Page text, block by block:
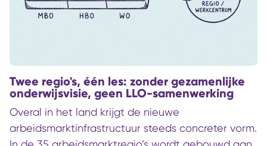
Twee regio's, één les: zonder gezamenlijke
onderwijsvisie, geen LLO-samenwerking
Overal in het land krijgt de nieuwe
arbeidsmarktinfrastructuur steeds concreter vorm.